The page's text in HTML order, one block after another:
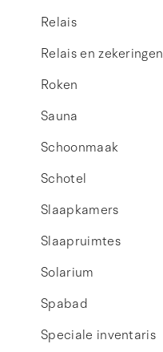
Relais
Relais en zekeringen
Roken
Sauna
Schoonmaak
Schotel
Slaapkamers
Slaapruimtes
Solarium
Spabad
Speciale inventaris